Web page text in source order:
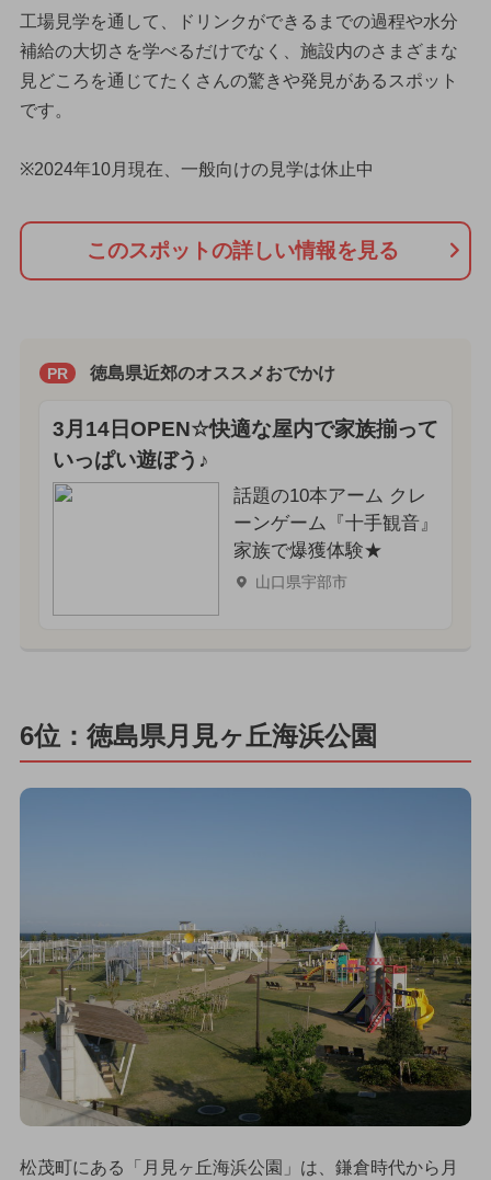
工場見学を通して、ドリンクができるまでの過程や水分
補給の大切さを学べるだけでなく、施設内のさまざまな
見どころを通じてたくさんの驚きや発見があるスポット
です。
※2024年10月現在、一般向けの見学は休止中
このスポットの詳しい情報を見る
PR 徳島県近郊のオススメおでかけ
3月14日OPEN☆快適な屋内で家族揃って
いっぱい遊ぼう♪
話題の10本アーム クレ
ーンゲーム『十手観音』
家族で爆獲体験★
山口県宇部市
6位：徳島県月見ヶ丘海浜公園
松茂町にある「月見ヶ丘海浜公園」は、鎌倉時代から月